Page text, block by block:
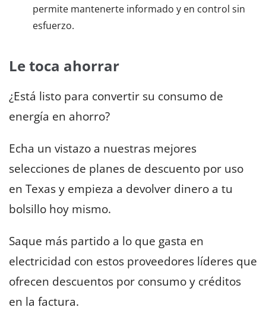
permite mantenerte informado y en control sin
esfuerzo.
Le toca ahorrar
¿Está listo para convertir su consumo de
energía en ahorro?
Echa un vistazo a nuestras mejores
selecciones de planes de descuento por uso
en Texas y empieza a devolver dinero a tu
bolsillo hoy mismo.
Saque más partido a lo que gasta en
electricidad con estos proveedores líderes que
ofrecen descuentos por consumo y créditos
en la factura.